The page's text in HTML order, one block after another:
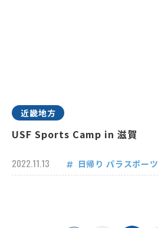
近畿地方
USF Sports Camp in 滋賀
2022.11.13 日帰り パラスポーツ